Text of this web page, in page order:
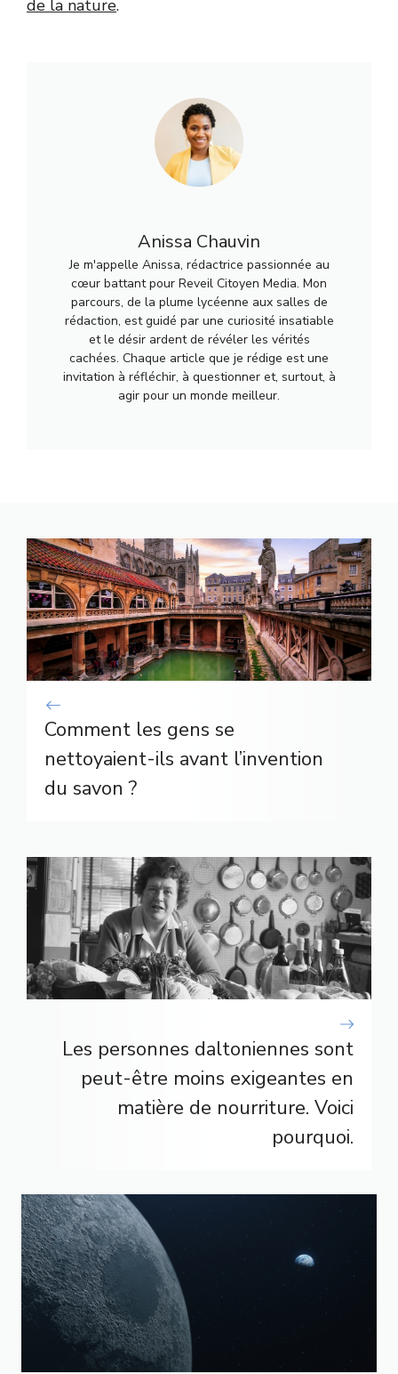
de la nature.
Anissa Chauvin
Je m'appelle Anissa, rédactrice passionnée au
cœur battant pour Reveil Citoyen Media. Mon
parcours, de la plume lycéenne aux salles de
rédaction, est guidé par une curiosité insatiable
et le désir ardent de révéler les vérités
cachées. Chaque article que je rédige est une
invitation à réfléchir, à questionner et, surtout, à
agir pour un monde meilleur.
Comment les gens se
nettoyaient-ils avant l’invention
du savon ?
Les personnes daltoniennes sont
peut-être moins exigeantes en
matière de nourriture. Voici
pourquoi.